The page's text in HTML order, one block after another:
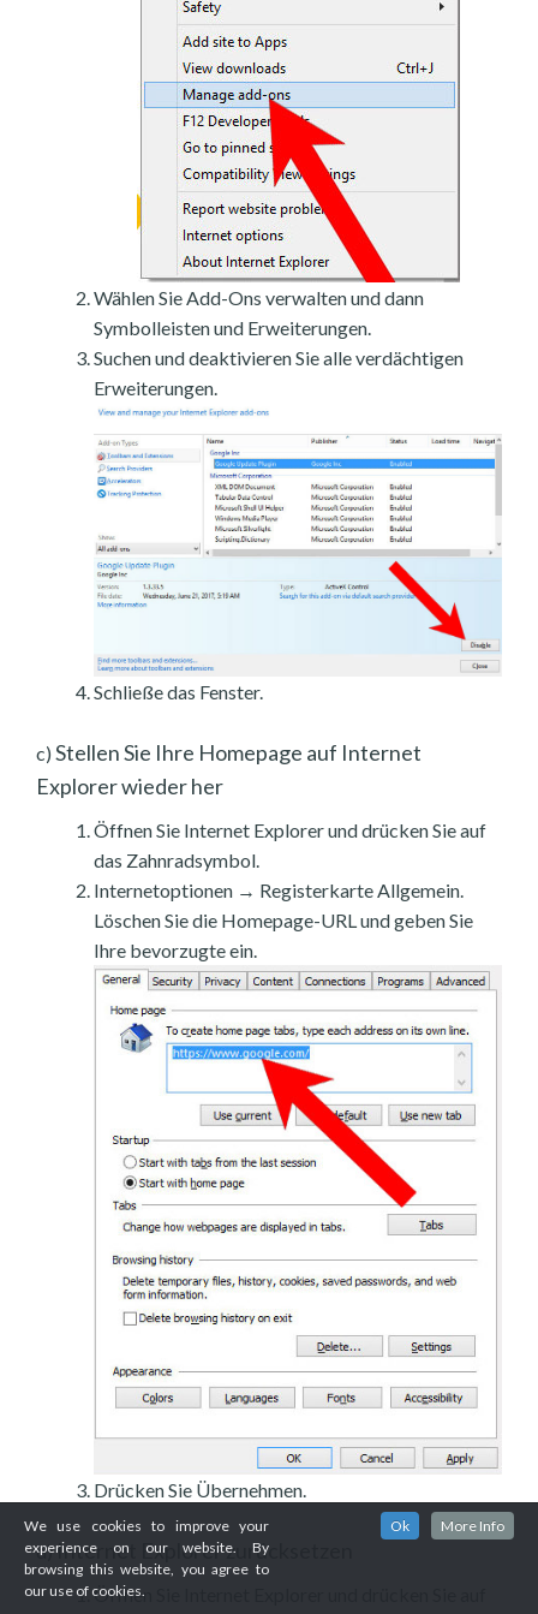
Wählen Sie Add-Ons verwalten und dann
Symbolleisten und Erweiterungen.
Suchen und deaktivieren Sie alle verdächtigen
Erweiterungen.
Schließe das Fenster.
c) Stellen Sie Ihre Homepage auf Internet
Explorer wieder her
Öffnen Sie Internet Explorer und drücken Sie auf
das Zahnradsymbol.
Internetoptionen → Registerkarte Allgemein.
Löschen Sie die Homepage-URL und geben Sie
Ihre bevorzugte ein.
Drücken Sie Übernehmen.
d)Internet Explorer zurücksetzen
Öffnen Sie Internet Explorer und drücken Sie auf
We use cookies to improve your
experience on our website. By
browsing this website, you agree to
our use of cookies.
Ok More Info